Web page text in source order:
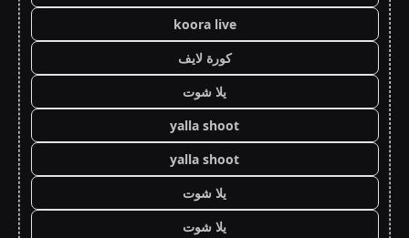
koora live
كورة لايف
يلا شوت
yalla shoot
yalla shoot
يلا شوت
يلا شوت